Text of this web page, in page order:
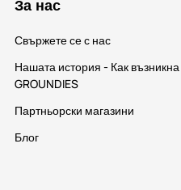
За нас
Свържете се с нас
Нашата история - Как възникна
GROUNDIES
Партньорски магазини
Блог